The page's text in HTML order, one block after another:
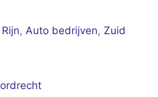
,Auto bedrijven, Zuid